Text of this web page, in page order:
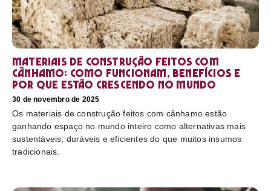
Materiais de construção feitos com
cânhamo: como funcionam, benefícios e
por que estão crescendo no mundo
30 de novembro de 2025
Os materiais de construção feitos com cânhamo estão
ganhando espaço no mundo inteiro como alternativas mais
sustentáveis, duráveis e eficientes do que muitos insumos
tradicionais.